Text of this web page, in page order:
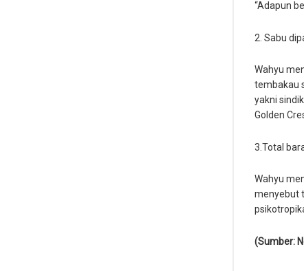
“Adapun
2. Sabu
Wahyu
tembakau
yakni
Golden
3.Total
Wahyu
menyebut
(Sumber: